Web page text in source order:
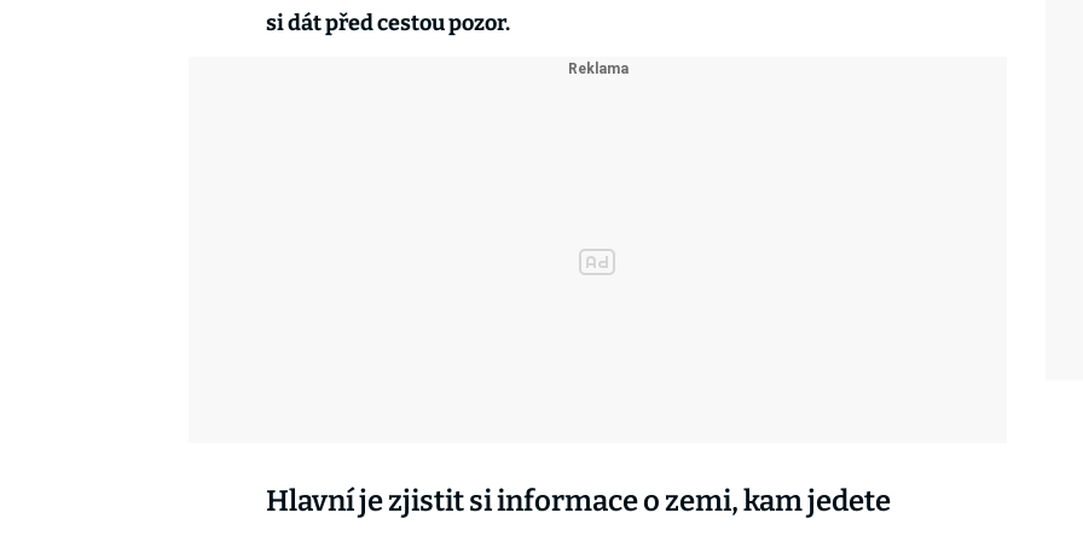
si dát před cestou pozor.
Hlavní je zjistit si informace o zemi, kam jedete